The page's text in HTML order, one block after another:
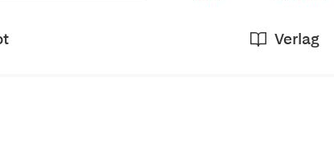
Verlag